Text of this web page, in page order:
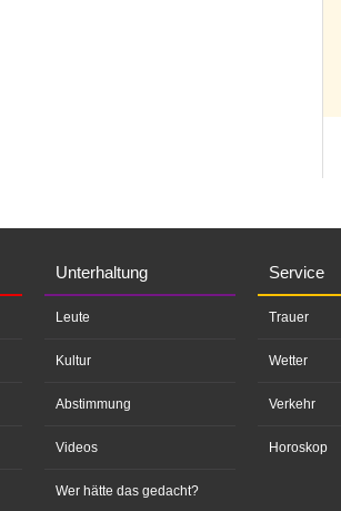
Unterhaltung
Leute
Kultur
Abstimmung
Videos
Wer hätte das gedacht?
Service
Trauer
Wetter
Verkehr
Horoskop